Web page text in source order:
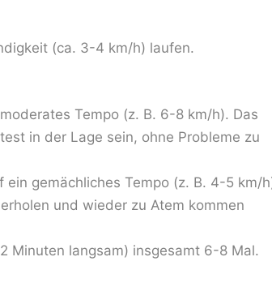
(ca. 3-4 km/h) laufen.
Tempo (z. B. 6-8 km/h). Das
in der Lage sein, ohne Probleme zu
gemächliches Tempo (z. B. 4-5 km/
und wieder zu Atem kommen
Minuten langsam) insgesamt 6-8 Mal.